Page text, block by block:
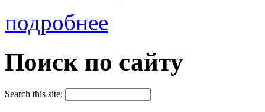
подробнее
Поиск по сайту
Search this site: